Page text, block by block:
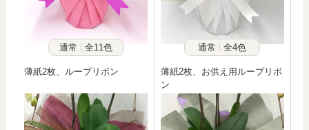
通常 全11色
薄紙2枚、ループリボン
通常 全4色
薄紙2枚、お供え用ループリボ
ン